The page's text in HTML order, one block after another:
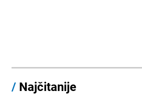
/ Najčitanije